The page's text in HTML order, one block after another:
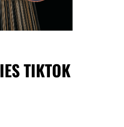
TIKTOK